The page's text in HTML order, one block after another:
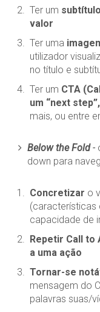
Ter um
valor
Ter uma
utilizador
no título e
Ter um CTA
um “next step”,
mais, ou entre
Below the Fold-
down para
Concretizar o
(características
capacidade de
Repetir Call to
a uma ação
Tornar-se
mensagem do
palavras suas/